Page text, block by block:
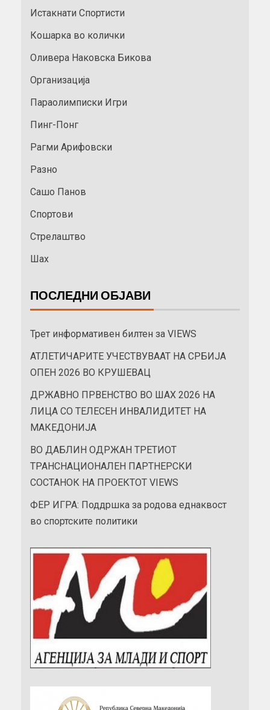
Истакнати Спортисти
Кошарка во колички
Оливера Наковска Бикова
Организација
Параолимписки Игри
Пинг-Понг
Рагми Арифовски
Разно
Сашо Панов
Спортови
Стрелаштво
Шах
ПОСЛЕДНИ ОБЈАВИ
Трет информативен билтен за VIEWS
АТЛЕТИЧАРИТЕ УЧЕСТВУВААТ НА СРБИЈА
ОПЕН 2026 ВО КРУШЕВАЦ
ДРЖАВНО ПРВЕНСТВО ВО ШАХ 2026 НА
ЛИЦА СО ТЕЛЕСЕН ИНВАЛИДИТЕТ НА
МАКЕДОНИЈА
ВО ДАБЛИН ОДРЖАН ТРЕТИОТ
ТРАНСНАЦИОНАЛЕН ПАРТНЕРСКИ
СОСТАНОК НА ПРОЕКТОТ VIEWS
ФЕР ИГРА: Поддршка за родова еднаквост
во спортските политики